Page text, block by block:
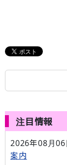
注目情報
2026年08月06
案内